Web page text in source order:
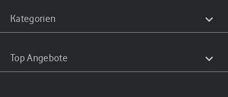
Kategorien
Top Angebote